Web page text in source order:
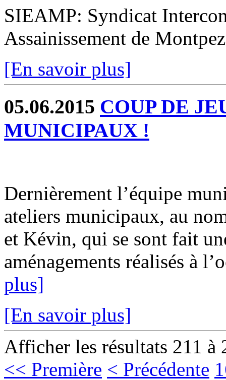
SIEAMP: Syndicat
Assainissement de
[En savoir plus]
05.06.2015 COUP DE
MUNICIPAUX !
Dernièrement l’équipe
ateliers municipaux, au
et Kévin, qui se sont fait
aménagements réalisés à
plus]
[En savoir plus]
Afficher les résultats 211 à
<< Première < Précédente